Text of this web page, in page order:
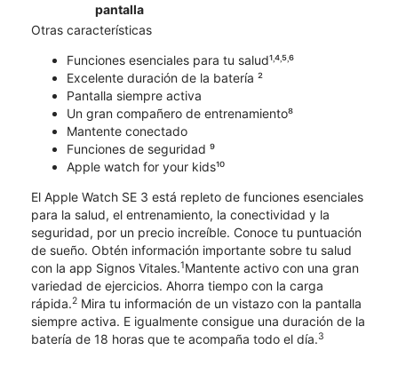
pantalla
Otras características
Funciones esenciales para tu salud¹˒⁴˒⁵˒⁶
Excelente duración de la batería ²
Pantalla siempre activa
Un gran compañero de entrenamiento⁸
Mantente conectado
Funciones de seguridad ⁹
Apple watch for your kids¹⁰
El Apple Watch SE 3 está repleto de funciones esenciales
para la salud, el entrenamiento, la conectividad y la
seguridad, por un precio increíble. Conoce tu puntuación
de sueño. Obtén información importante sobre tu salud
con la app Signos Vitales.1Mantente activo con una gran
variedad de ejercicios. Ahorra tiempo con la carga
rápida.2 Mira tu información de un vistazo con la pantalla
siempre activa. E igualmente consigue una duración de la
batería de 18 horas que te acompaña todo el día.3